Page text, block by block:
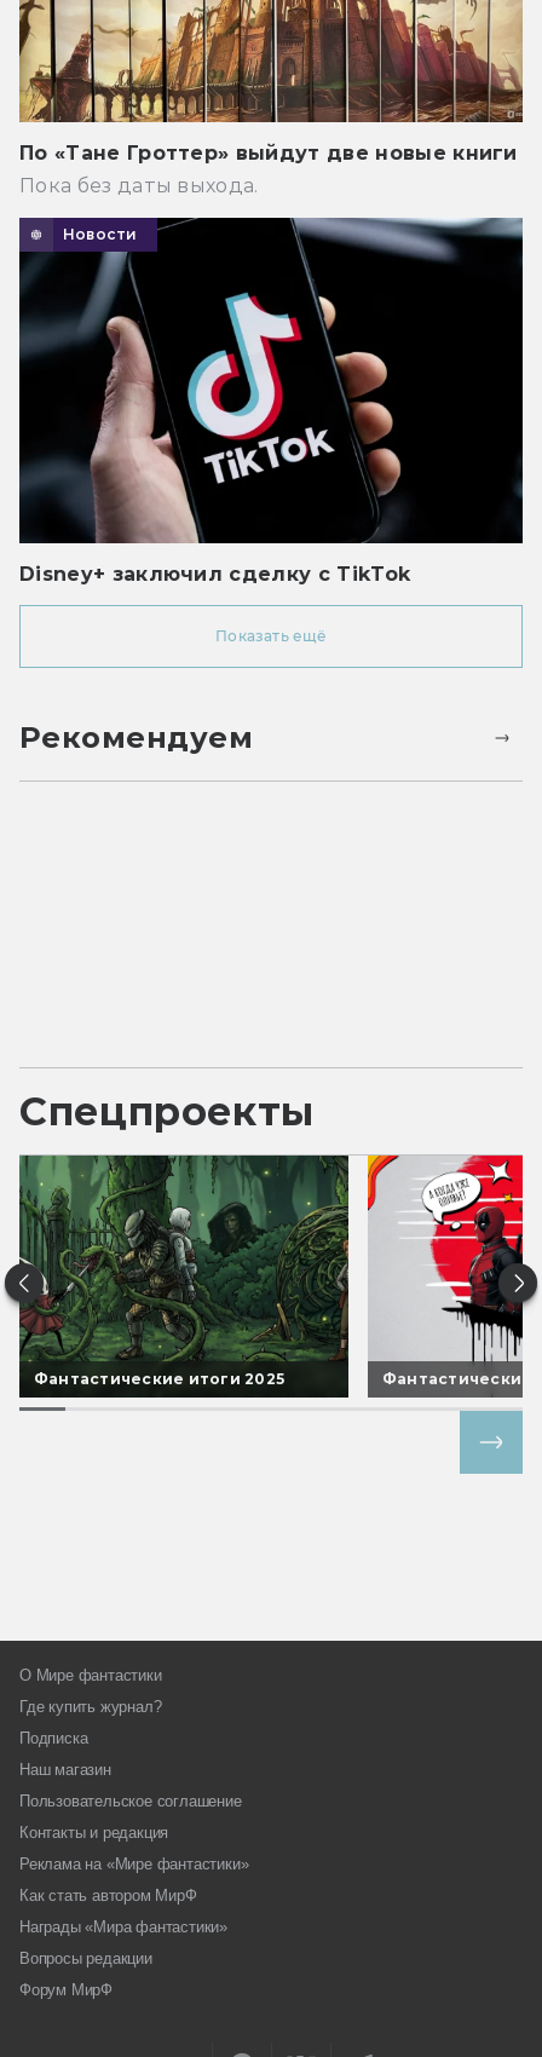
По «Тане Гроттер» выйдут две новые книги
Пока без даты выхода.
Новости
Disney+ заключил сделку с TikTok
Показать ещё
Рекомендуем
Спецпроекты
Фантастические итоги 2025 Фантастические
О Мире фантастики
Где купить журнал?
Подписка
Наш магазин
Пользовательское соглашение
Контакты и редакция
Реклама на «Мире фантастики»
Как стать автором МирФ
Награды «Мира фантастики»
Вопросы редакции
Форум МирФ